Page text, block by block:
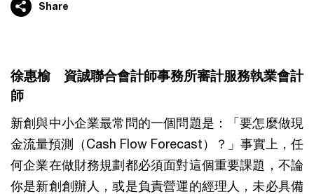
Share
徐惠榆 資誠聯合會計師事務所審計服務執業會計
師
新創與中小企業最常問的一個問題是：「要怎麼做現
金流量預測（Cash Flow Forecast）？」事實上，任
何企業在做財務規劃都必須面對這個重要課題，不論
你是新創創辦人，或是負責營運的經理人，未必具備